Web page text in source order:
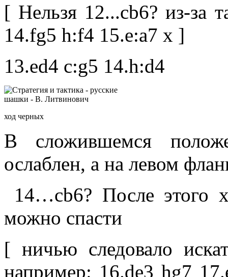
[ Нельзя 12...cb6? из-за
14.fg5 h:f4 15.e:a7 x ]
13.ed4 c:g5 14.h:d4
ход черных
В сложившемся
ослаблен, а на левом
14…cb6? После этого
можно спасти
[ ничью следовало
например: 16.de3 hg7